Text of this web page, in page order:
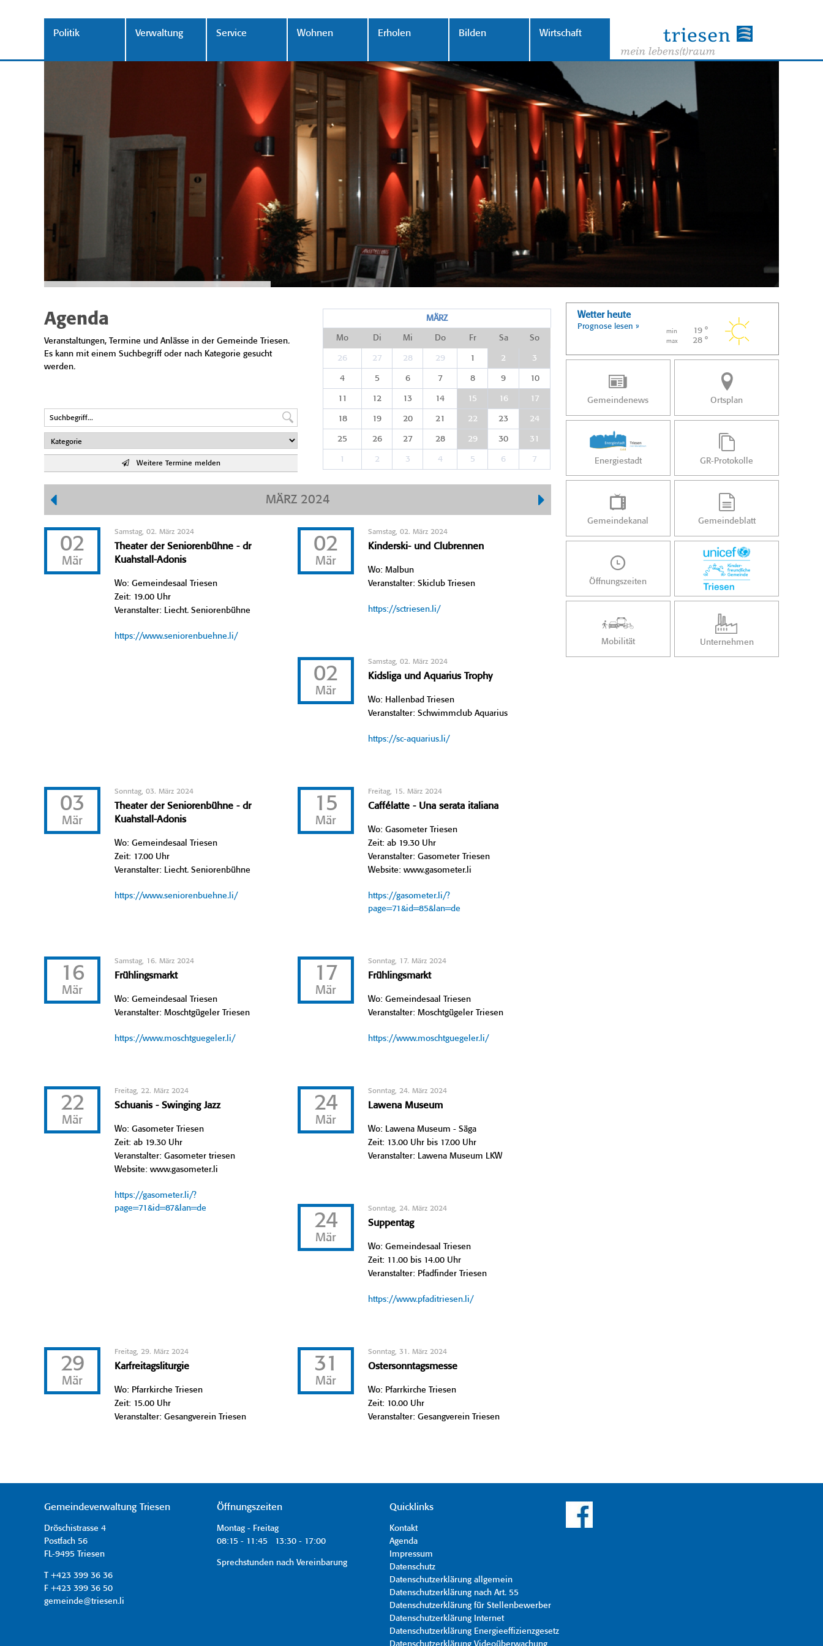
Politik Verwaltung Service Wohnen Erholen Bilden Wirtschaft
Agenda
Veranstaltungen, Termine und Anlässe in der Gemeinde Triesen.
Es kann mit einem Suchbegriff oder nach Kategorie gesucht
werden.
Weitere Termine melden
MÄRZ
Mo Di Mi Do Fr Sa So
26 27 28 29 1 2 3
4 5 6 7 8 9 10
11 12 13 14 15 16 17
18 19 20 21 22 23 24
25 26 27 28 29 30 31
1 2 3 4 5 6 7
MÄRZ 2024
02
Mär
Samstag, 02. März 2024
Theater der Seniorenbühne - dr
Kuahstall-Adonis
Wo: Gemeindesaal Triesen
Zeit: 19.00 Uhr
Veranstalter: Liecht. Seniorenbühne
https://www.seniorenbuehne.li/
02
Mär
Samstag, 02. März 2024
Kinderski- und Clubrennen
Wo: Malbun
Veranstalter: Skiclub Triesen
https://sctriesen.li/
02
Mär
Samstag, 02. März 2024
Kidsliga und Aquarius Trophy
Wo: Hallenbad Triesen
Veranstalter: Schwimmclub Aquarius
https://sc-aquarius.li/
03
Mär
Sonntag, 03. März 2024
Theater der Seniorenbühne - dr
Kuahstall-Adonis
Wo: Gemeindesaal Triesen
Zeit: 17.00 Uhr
Veranstalter: Liecht. Seniorenbühne
https://www.seniorenbuehne.li/
15
Mär
Freitag, 15. März 2024
Caffélatte - Una serata italiana
Wo: Gasometer Triesen
Zeit: ab 19.30 Uhr
Veranstalter: Gasometer Triesen
Website: www.gasometer.li
https://gasometer.li/?
page=71&id=85&lan=de
16
Mär
Samstag, 16. März 2024
Frühlingsmarkt
Wo: Gemeindesaal Triesen
Veranstalter: Moschtgügeler Triesen
https://www.moschtguegeler.li/
17
Mär
Sonntag, 17. März 2024
Frühlingsmarkt
Wo: Gemeindesaal Triesen
Veranstalter: Moschtgügeler Triesen
https://www.moschtguegeler.li/
22
Mär
Freitag, 22. März 2024
Schuanis - Swinging Jazz
Wo: Gasometer Triesen
Zeit: ab 19.30 Uhr
Veranstalter: Gasometer triesen
Website: www.gasometer.li
https://gasometer.li/?
page=71&id=87&lan=de
24
Mär
Sonntag, 24. März 2024
Lawena Museum
Wo: Lawena Museum - Säga
Zeit: 13.00 Uhr bis 17.00 Uhr
Veranstalter: Lawena Museum LKW
24
Mär
Sonntag, 24. März 2024
Suppentag
Wo: Gemeindesaal Triesen
Zeit: 11.00 bis 14.00 Uhr
Veranstalter: Pfadfinder Triesen
https://www.pfaditriesen.li/
29
Mär
Freitag, 29. März 2024
Karfreitagsliturgie
Wo: Pfarrkirche Triesen
Zeit: 15.00 Uhr
Veranstalter: Gesangverein Triesen
31
Mär
Sonntag, 31. März 2024
Ostersonntagsmesse
Wo: Pfarrkirche Triesen
Zeit: 10.00 Uhr
Veranstalter: Gesangverein Triesen
Wetter heute
Prognose lesen »
min 19 °
max 28 °
Gemeindenews Ortsplan
Energiestadt GR-Protokolle
Gemeindekanal Gemeindeblatt
Öffnungszeiten
Mobilität Unternehmen
Gemeindeverwaltung Triesen
Dröschistrasse 4
Postfach 56
FL-9495 Triesen
T +423 399 36 36
F +423 399 36 50
gemeinde@triesen.li
Öffnungszeiten
Montag - Freitag
08:15 - 11:45 13:30 - 17:00
Sprechstunden nach Vereinbarung
Quicklinks
Kontakt
Agenda
Impressum
Datenschutz
Datenschutzerklärung allgemein
Datenschutzerklärung nach Art. 55
Datenschutzerklärung für Stellenbewerber
Datenschutzerklärung Internet
Datenschutzerklärung Energieeffizienzgesetz
Datenschutzerklärung Videoüberwachung